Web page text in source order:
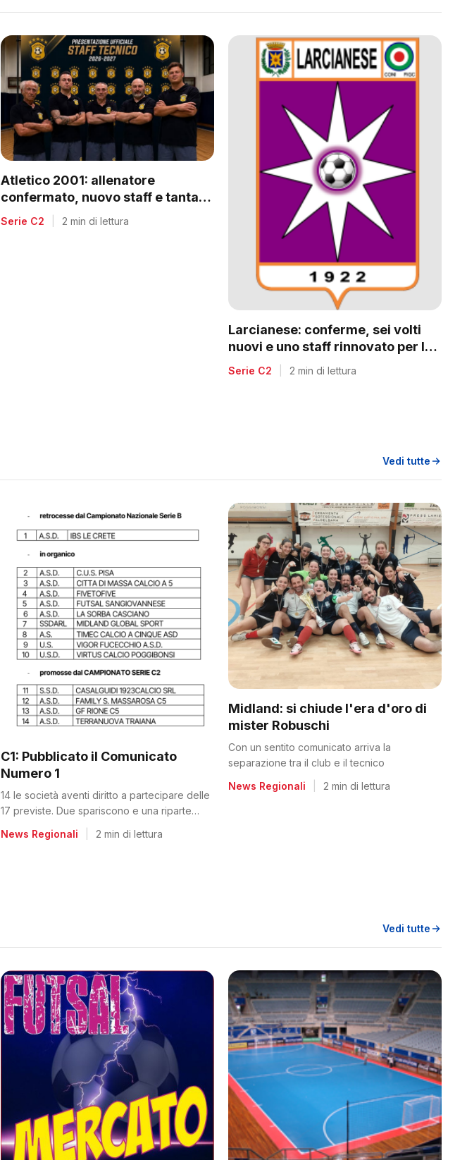
Atletico 2001: allenatore
confermato, nuovo staff e tanta
voglia di riscatto dopo la
retrocessione
Serie C2 2 min di lettura
Larcianese: conferme, sei volti
nuovi e uno staff rinnovato per la
C2
Serie C2 2 min di lettura
Vedi tutte
C1: Pubblicato il Comunicato
Numero 1
14 le società aventi diritto a partecipare delle
17 previste. Due spariscono e una riparte
News Regionali 2 min di lettura
Midland: si chiude l'era d'oro di
mister Robuschi
Con un sentito comunicato arriva la
separazione tra il club e il tecnico
News Regionali
2 min di lettura
Vedi tutte